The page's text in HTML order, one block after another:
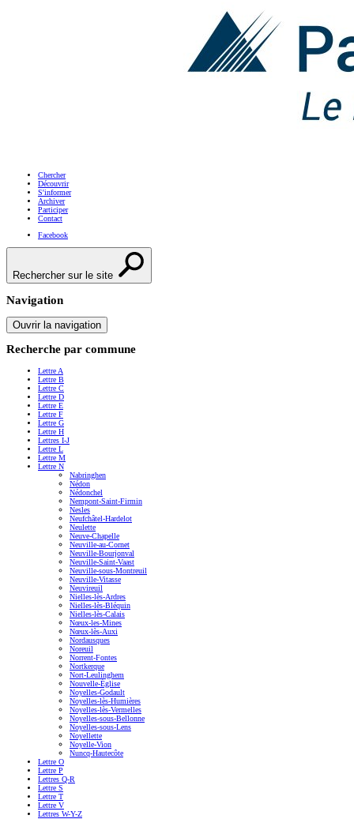
Chercher
Découvrir
S'informer
Archiver
Participer
Contact
Facebook
Rechercher sur le site
Navigation
Ouvrir la navigation
Recherche par commune
Lettre A
Lettre B
Lettre C
Lettre D
Lettre E
Lettre F
Lettre G
Lettre H
Lettres I-J
Lettre L
Lettre M
Lettre N
Nabringhen
Nédon
Nédonchel
Nempont-Saint-Firmin
Nesles
Neufchâtel-Hardelot
Neulette
Neuve-Chapelle
Neuville-au-Cornet
Neuville-Bourjonval
Neuville-Saint-Vaast
Neuville-sous-Montreuil
Neuville-Vitasse
Neuvireuil
Nielles-lès-Ardres
Nielles-lès-Bléquin
Nielles-lès-Calais
Nœux-les-Mines
Nœux-lès-Auxi
Nordausques
Noreuil
Norrent-Fontes
Nortkerque
Nort-Leulinghem
Nouvelle-Église
Noyelles-Godault
Noyelles-lès-Humières
Noyelles-lès-Vermelles
Noyelles-sous-Bellonne
Noyelles-sous-Lens
Noyellette
Noyelle-Vion
Nuncq-Hautecôte
Lettre O
Lettre P
Lettres Q-R
Lettre S
Lettre T
Lettre V
Lettres W-Y-Z